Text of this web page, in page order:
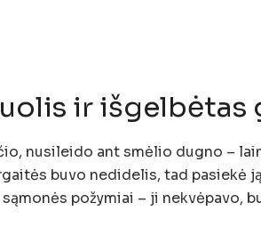
ir išgelbėtas
nusileido ant smėlio dugno –
buvo nedidelis, tad pasiekė
požymiai – ji nekvėpavo,